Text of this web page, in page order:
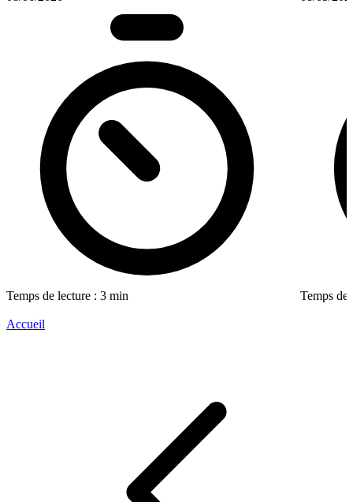
Temps de lecture : 3 min Temps de
Accueil